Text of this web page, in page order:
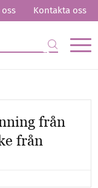
oss Kontakta oss
från
från